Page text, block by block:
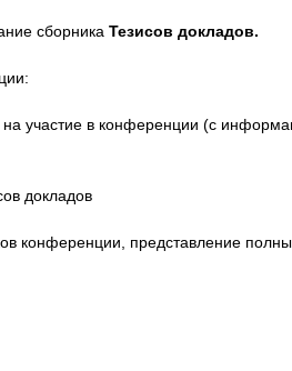
сборника Тезисов докладов.
участие в конференции (с
докладов
конференции, представление